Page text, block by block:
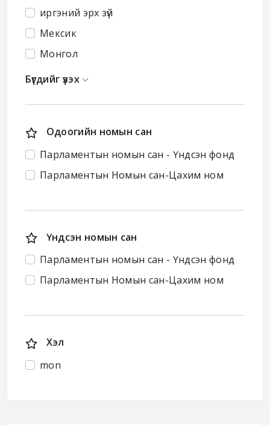
иргэний эрх зүй
Мексик
Монгол
Бүгдийг үзэх
Одоогийн номын сан
Парламентын номын сан - Үндсэн фонд
Парламентын Номын сан-Цахим ном
Үндсэн номын сан
Парламентын номын сан - Үндсэн фонд
Парламентын Номын сан-Цахим ном
Хэл
mon